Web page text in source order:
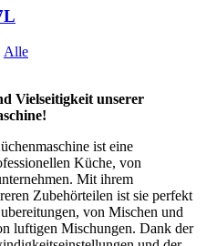
Alle
Vielseitigkeit unserer
ist eine
Küche, von
Mit ihrem
Zubehörteilen ist sie perfekt
von Mischen und
luftigen Mischungen. Dank der